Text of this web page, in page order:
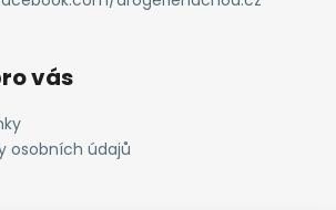
vás
osobních údajů